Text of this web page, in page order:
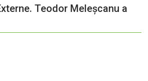
Teodor Meleșcanu a